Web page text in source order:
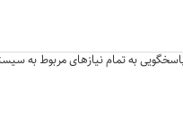
به تمام نیازهای مربوط به